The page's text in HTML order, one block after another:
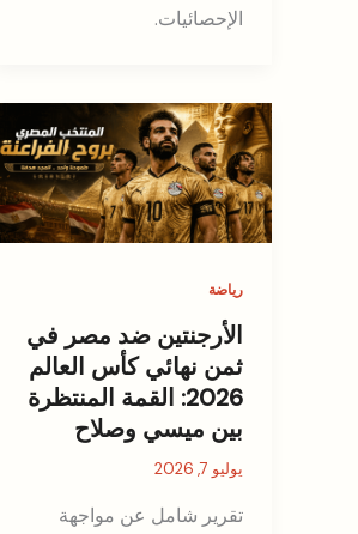
الإحصائيات.
رياضة
الأرجنتين ضد مصر في
ثمن نهائي كأس العالم
2026: القمة المنتظرة
بين ميسي وصلاح
يوليو 7, 2026
تقرير شامل عن مواجهة